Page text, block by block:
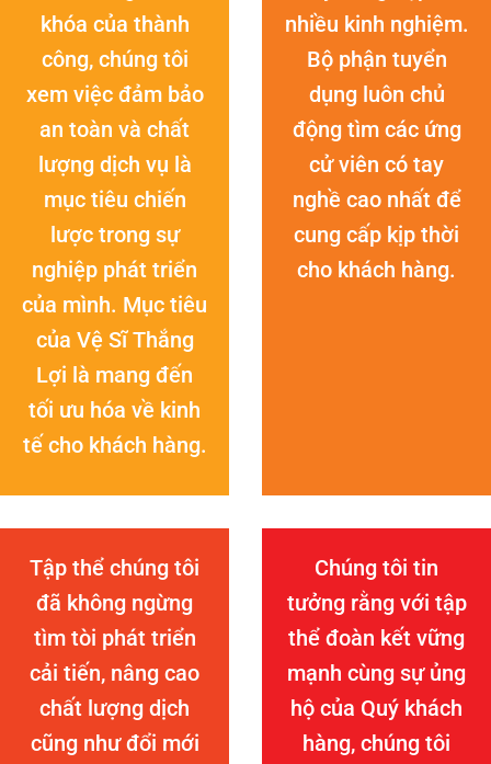
khóa của thành
công, chúng tôi
xem việc đảm bảo
an toàn và chất
lượng dịch vụ là
mục tiêu chiến
lược trong sự
nghiệp phát triển
của mình. Mục tiêu
của Vệ Sĩ Thắng
Lợi là mang đến
tối ưu hóa về kinh
tế cho khách hàng.
nhiều kinh nghiệm.
Bộ phận tuyển
dụng luôn chủ
động tìm các ứng
cử viên có tay
nghề cao nhất để
cung cấp kịp thời
cho khách hàng.
Tập thể chúng tôi
đã không ngừng
tìm tòi phát triển
cải tiến, nâng cao
chất lượng dịch
cũng như đổi mới
Chúng tôi tin
tưởng rằng với tập
thể đoàn kết vững
mạnh cùng sự ủng
hộ của Quý khách
hàng, chúng tôi